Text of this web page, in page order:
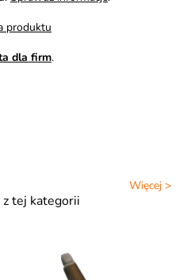
produktu
dla firm.
Więcej >
z tej kategorii